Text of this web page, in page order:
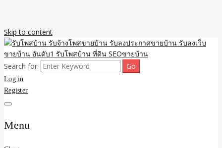
Skip to content
รับโพสบ้าน รับจ้างโพสขาย
บ้าน รับลงประกาศขายบ้าน
รับลงเว็บขายบ้าน อันดับ1
รับจ้างโพสขายบ้าน รับลงเว็บขายบ้าน รับโพสบ้าน รับลงประกาศขาย
บ้าน โพสบ้าน ขายที่ดิน SEO อสังหา ราคาถูก รับลงขายบ้าน
Search for:
Log in
Register
Menu